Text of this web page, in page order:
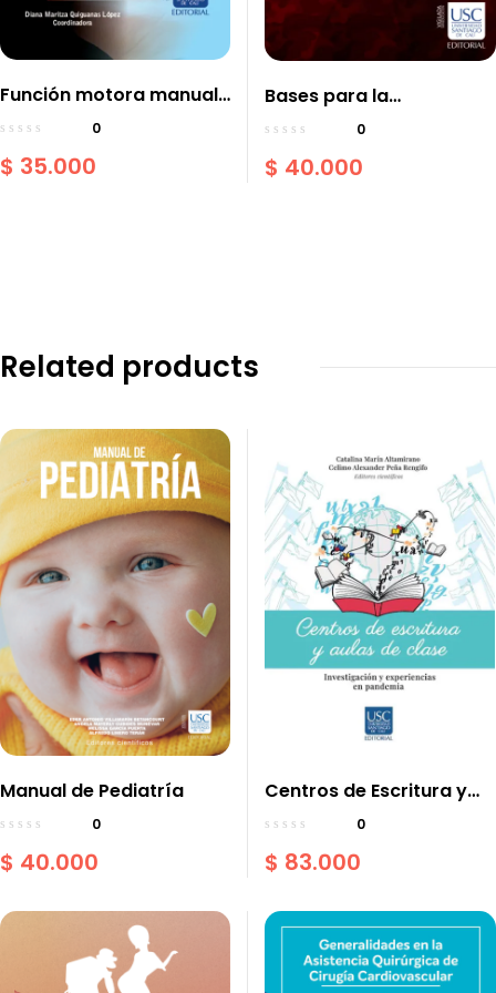
Función motora manual
en parálisis cerebral
0
$ 35.000
Bases para la
interpretación y análisis
0
$ 40.000
Related products
Manual de Pediatría
0
$ 40.000
Centros de Escritura y
Aulas de Clase
0
$ 83.000